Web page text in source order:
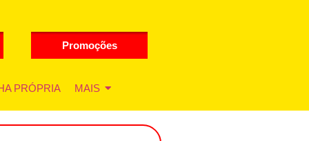
Promoções
PRÓPRIA MAIS